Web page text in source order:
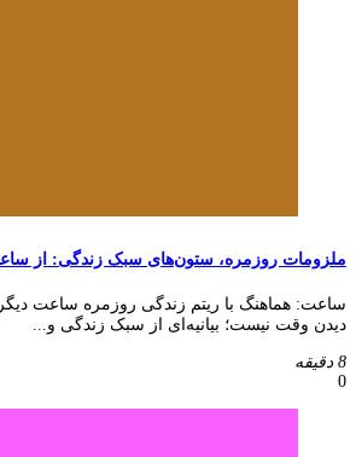
ملزومات روزمره، ستون‌های سبک زندگی: از
ساعت: هماهنگ با ریتم زندگی روزمره ساعت دیگر
دیدن وقت نیست؛ بیانیه‌ای از سبک زندگی و...
8 دقیقه
0